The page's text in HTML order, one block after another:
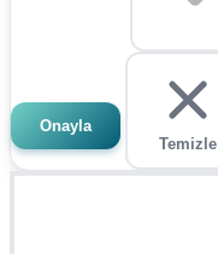
Onayla
Temizle